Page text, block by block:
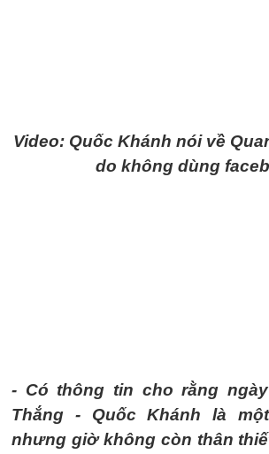
Video: Quốc Khánh nói về
do không dùng
- Có thông tin cho rằng
Thắng - Quốc Khánh là
nhưng giờ không còn thân